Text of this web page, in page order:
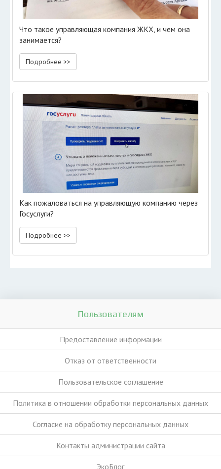
Что такое управляющая компания ЖКХ, и чем она
занимается?
Подробнее >>
Как пожаловаться на управляющую компанию через
Госуслуги?
Подробнее >>
Пользователям
Предоставление информации
Отказ от ответственности
Пользовательское соглашение
Политика в отношении обработки персональных данных
Согласие на обработку персональных данных
Контакты администрации сайта
ЭкоБлог